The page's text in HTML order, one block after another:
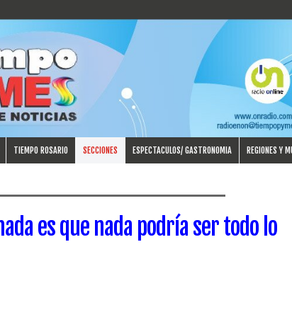
TIEMPO ROSARIO SECCIONES ESPECTACULOS/ GASTRONOMIA REGIONES Y
es que nada podría ser todo lo